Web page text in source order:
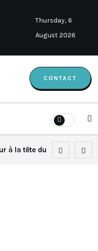
Thursday, 6
August 2026
CONTACT
succède à
à la tête du
Transition